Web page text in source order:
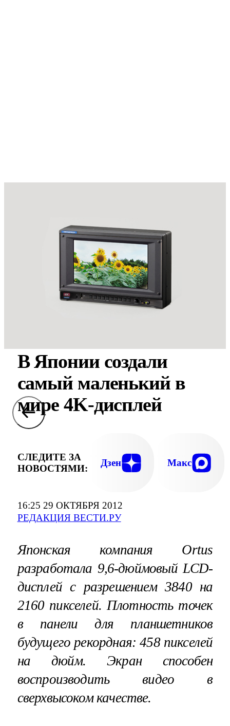
16:25 29 ОКТЯБРЯ 2012
РЕДАКЦИЯ ВЕСТИ.РУ
В Японии создали
самый маленький в
мире 4K-дисплей
СЛЕДИТЕ ЗА
НОВОСТЯМИ:
Дзен Макс
Японская компания Ortus
разработала 9,6-дюймовый LCD-
дисплей с разрешением 3840 на
2160 пикселей. Плотность точек
в панели для планшетников
будущего рекордная: 458 пикселей
на дюйм. Экран способен
воспроизводить видео в
сверхвысоком качестве.